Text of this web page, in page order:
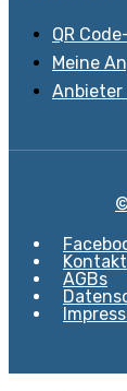
QR
Meine
Anbieter
Kontakt
AGBs